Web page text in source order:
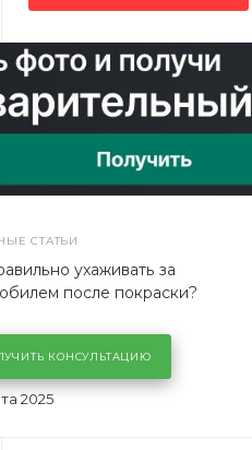
СТАТЬИ
2025
ухаживать за
после покраски?
КОНСУЛЬТАЦИЮ